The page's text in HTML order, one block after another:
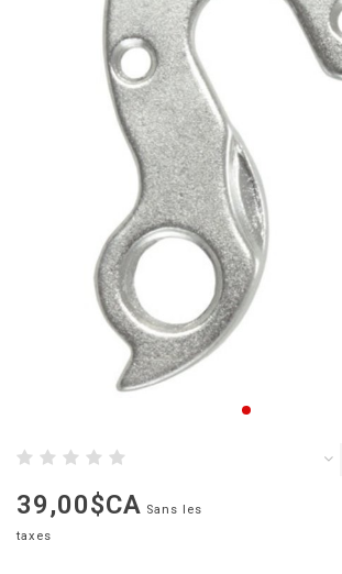
39,00$CA Sans les
taxes